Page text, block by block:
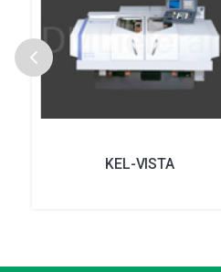
KEL-VISTA